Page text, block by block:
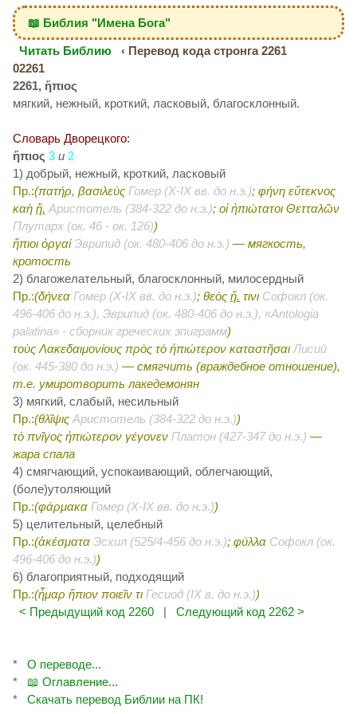
📖 Библия "Имена Бога"
Читать Библию
‹ Перевод кода стронга 2261
02261
2261, ἤπιος
мягкий, нежный, кроткий, ласковый, благосклонный.
Словарь Дворецкого:
ἤπιος 3 и 2
1) добрый, нежный, кроткий, ласковый
Пр.:(πατήρ, βασιλεύς Гомер (X-IX вв. до н.э.); φήνη εὔτεκνος
καὴ ἤ. Аристотель (384-322 до н.э.); οἱ ἠπιώτατοι Θετταλῶν
Плутарх (ок. 46 - ок. 126))
ἤπιοι ὀργαίЭврипид (ок. 480-406 до н.э.) — мягкость,
кротость
2) благожелательный, благосклонный, милосердный
Пр.:(δήνεα Гомер (X-IX вв. до н.э.); θεὸς ἤ. τινι Софокл (ок.
496-406 до н.э.), Эврипид (ок. 480-406 до н.э.), «Antologia
palatina» - сборник греческих эпиграмм)
τοὺς Λακεδαιμονίους πρὸς τὸ ἠπιώτερον καταστῆσαι Лисий
(ок. 445-380 до н.э.) — смягчить (враждебное отношение),
т.е. умиротворить лакедемонян
3) мягкий, слабый, несильный
Пр.:(θλῖψις Аристотель (384-322 до н.э.))
τὸ πνῖγος ἠπιώτερον γέγονεν Платон (427-347 до н.э.) —
жара спала
4) смягчающий, успокаивающий, облегчающий,
(боле)утоляющий
Пр.:(φάρμακα Гомер (X-IX вв. до н.э.))
5) целительный, целебный
Пр.:(ἀκέσματα Эсхил (525/4-456 до н.э.); φύλλα Софокл (ок.
496-406 до н.э.))
6) благоприятный, подходящий
Пр.:(ἦμαρ ἤπιον ποιεῖν τι Гесиод (IX в. до н.э.))
< Предыдущий код 2260
| Следующий код 2262 >
*
О переводе...
*
📖 Оглавление...
*
Скачать перевод Библии на ПК!